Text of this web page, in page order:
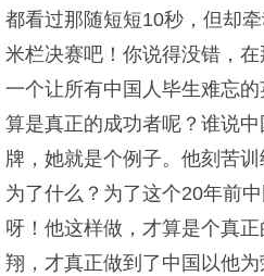
都看过那随短短10秒，但却
米栏决赛吧！你说得没错，
一个让所有中国人毕生难忘
算是真正的成功者呢？谁说
牌，她就是个例子。他刻苦
为了什么？为了这个20年前
呀！他这样做，才算是个真
翔，才真正做到了中国以他为